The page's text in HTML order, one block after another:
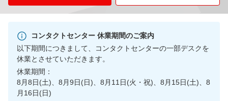
コンタクトセンター 休業期間のご案内
以下期間につきまして、コンタクトセンターの一部デスクを
休業とさせていただきます。
休業期間：
8月8日(土)、8月9日(日)、8月11日(火・祝)、8月15日(土)、8
月16日(日)